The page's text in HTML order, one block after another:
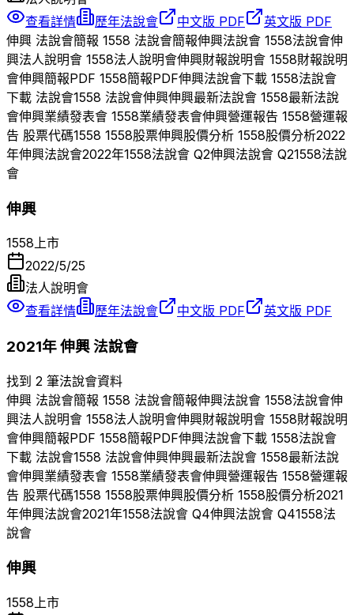
查看詳情
歷年法說會 中文版 PDF
英文版 PDF
伸興 法說會簡報 1558 法說會簡報伸興法說會 1558法說會伸
興法人說明會 1558法人說明會伸興財報說明會 1558財報說明
會伸興簡報PDF 1558簡報PDF伸興法說會下載 1558法說會
下載 法說會1558 法說會伸興伸興最新法說會 1558最新法說
會伸興業績發表會 1558業績發表會伸興營運報告 1558營運報
告 股票代碼1558 1558股票伸興股價分析 1558股價分析2022
年伸興法說會2022年1558法說會 Q2伸興法說會 Q21558法說
會
伸興
1558上市
2022/5/25
法人說明會
查看詳情
歷年法說會 中文版 PDF 英文版 PDF
2021年伸興法說會
找到 2 筆法說會資料
伸興 法說會簡報 1558 法說會簡報伸興法說會 1558法說會伸
興法人說明會 1558法人說明會伸興財報說明會 1558財報說明
會伸興簡報PDF 1558簡報PDF伸興法說會下載 1558法說會
下載 法說會1558 法說會伸興伸興最新法說會 1558最新法說
會伸興業績發表會 1558業績發表會伸興營運報告 1558營運報
告 股票代碼1558 1558股票伸興股價分析 1558股價分析2021
年伸興法說會2021年1558法說會 Q4伸興法說會 Q41558法
說會
伸興
1558上市